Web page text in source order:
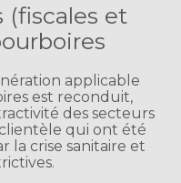
(fiscales et
applicable
est reconduit,
des secteurs
qui ont été
la crise sanitaire et